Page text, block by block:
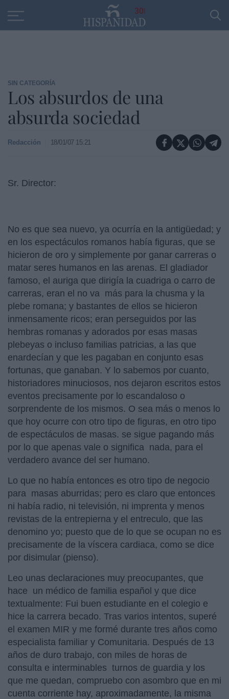
30
SIN CATEGORÍA
Los absurdos de una
absurda sociedad
Redacción 18/01/07 15:21
Sr. Director:
No es que sea nuevo, ya ocurría en la antigüedad; y
en los espectáculos romanos había figuras, que se
hicieron de oro y simplemente por ganar carreras o
matar seres humanos en las arenas. El gladiador
famoso, el auriga que dirigía la cuadriga o carro de
carreras, eran el no va más para la chusma y la
plebe romana; y bastantes de ellos se hicieron
inmensamente ricos; eran perseguidos por las
hembras romanas y adorados por esas masas
plebeyas o incluso familias patricias, a las que
enardecían y que les pagaban en conjunto esas
fortunas, que ganaban. Y lo sabemos por cuanto,
historiadores minuciosos, nos dejaron escritos estos
eventos precisamente por lo escandaloso o
sorprendente de los mismos. O sea más o menos lo
que hoy ocurre con otro tipo de figuras, en otro tipo
de espectáculos de masas. se sigue pagando más
por lo que apenas vale o significa nada, para el
verdadero avance del ser humano.
Lo que no había entonces es otro tipo de negocio
para masas aburridas; pero es claro que entonces
ni había radio, ni televisión, ni imprenta y menos
revistas de la entrepierna y el entreculo, que las
denomino yo; puesto que de lo que se ocupan no es
precisamente de la víscera cardiaca, como se dice
por disimular (pienso).
Leo unas declaraciones muy preocupantes, que
hace un médico de familia español y que dice
textualmente: Fui buen estudiante en el colegio e
hice la carrera becado. Tras varios intentos, superé
el examen MIR y me formé durante tres años como
especialista familiar y Comunitaria. Después de 13
años de duro trabajo, con miles de horas de
consulta e interminables turnos de guardia y los
que me quedan, compruebo con asombro que en mi
cuenta corriente hay, aproximadamente, la misma